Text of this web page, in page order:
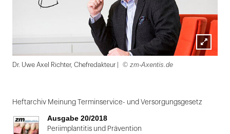
Lightbox
Dr. Uwe Axel Richter, Chefredakteur | © zm-Axentis.de
1
von
2:
Heftarchiv Meinung Terminservice- und Versorgungsgesetz
Ausgabe 20/2018
Periimplantitis und Prävention